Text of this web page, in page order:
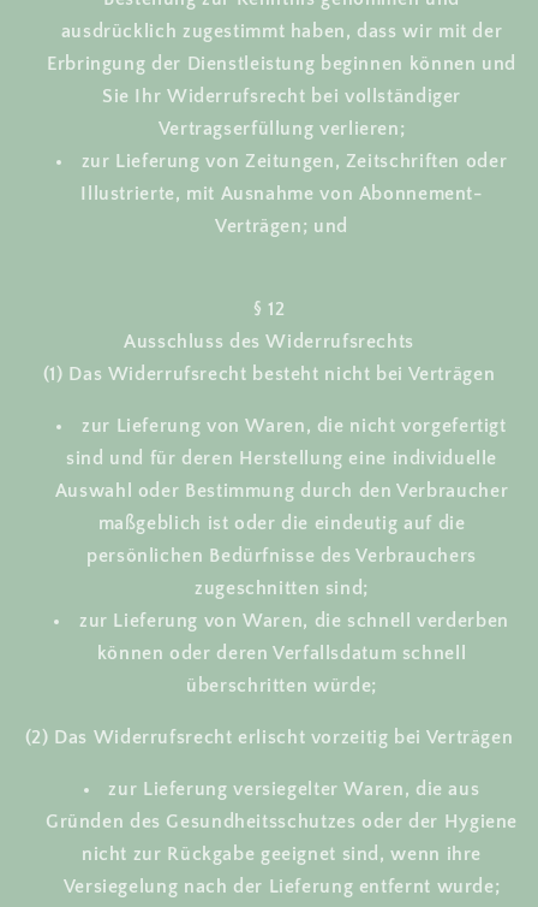
ausdrücklich zugestimmt haben, dass wir mit der
Erbringung der Dienstleistung beginnen können und
Sie Ihr Widerrufsrecht bei vollständiger
Vertragserfüllung verlieren;
zur Lieferung von Zeitungen, Zeitschriften oder
Illustrierte, mit Ausnahme von Abonnement-
Verträgen; und
§ 12
Ausschluss des Widerrufsrechts
(1) Das Widerrufsrecht besteht nicht bei Verträgen
zur Lieferung von Waren, die nicht vorgefertigt
sind und für deren Herstellung eine individuelle
Auswahl oder Bestimmung durch den Verbraucher
maßgeblich ist oder die eindeutig auf die
persönlichen Bedürfnisse des Verbrauchers
zugeschnitten sind;
zur Lieferung von Waren, die schnell verderben
können oder deren Verfallsdatum schnell
überschritten würde;
(2) Das Widerrufsrecht erlischt vorzeitig bei Verträgen
zur Lieferung versiegelter Waren, die aus
Gründen des Gesundheitsschutzes oder der Hygiene
nicht zur Rückgabe geeignet sind, wenn ihre
Versiegelung nach der Lieferung entfernt wurde;